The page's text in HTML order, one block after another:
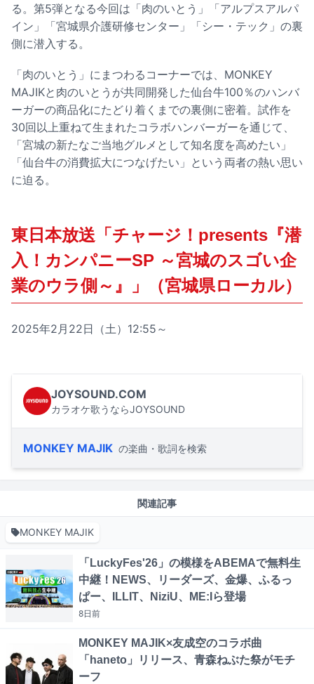
る。第5弾となる今回は「肉のいとう」「アルプスアルパ
イン」「宮城県介護研修センター」「シー・テック」の裏
側に潜入する。
「肉のいとう」にまつわるコーナーでは、MONKEY
MAJIKと肉のいとうが共同開発した仙台牛100％のハンバ
ーガーの商品化にたどり着くまでの裏側に密着。試作を
30回以上重ねて生まれたコラボハンバーガーを通じて、
「宮城の新たなご当地グルメとして知名度を高めたい」
「仙台牛の消費拡大につなげたい」という両者の熱い思い
に迫る。
東日本放送「チャージ！presents『潜
入！カンパニーSP ～宮城のスゴい企
業のウラ側～』」（宮城県ローカル）
2025年2月22日（土）12:55～
JOYSOUND.COM
カラオケ歌うならJOYSOUND
MONKEY MAJIK の楽曲・歌詞を検索
関連記事
MONKEY MAJIK
「LuckyFes'26」の模様をABEMAで無料生
中継！NEWS、リーダーズ、金爆、ふるっ
ぱー、ILLIT、NiziU、ME:Iら登場
8日前
MONKEY MAJIK×友成空のコラボ曲
「haneto」リリース、青森ねぶた祭がモチ
ーフ